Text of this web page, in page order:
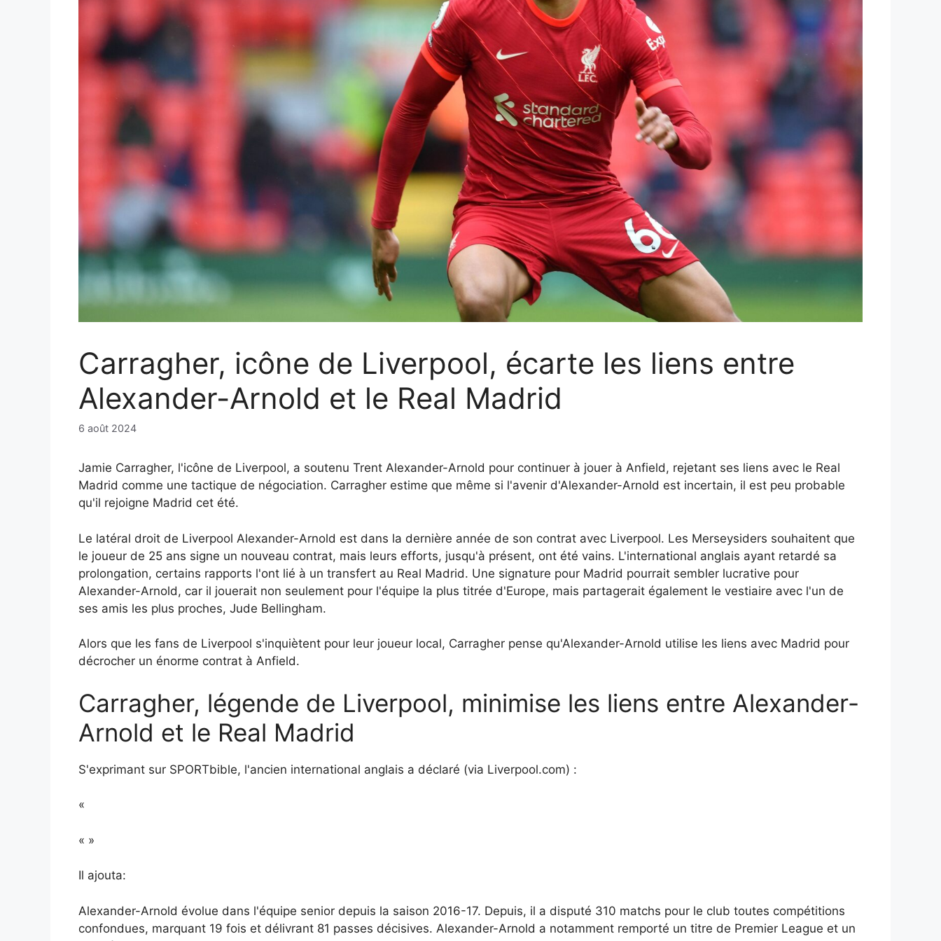
Carragher, icône de Liverpool, écarte les liens entre
Alexander-Arnold et le Real Madrid
6 août 2024
Jamie Carragher, l'icône de Liverpool, a soutenu Trent Alexander-Arnold pour continuer à jouer à Anfield, rejetant ses liens avec le Real
Madrid comme une tactique de négociation. Carragher estime que même si l'avenir d'Alexander-Arnold est incertain, il est peu probable
qu'il rejoigne Madrid cet été.
Le latéral droit de Liverpool Alexander-Arnold est dans la dernière année de son contrat avec Liverpool. Les Merseysiders souhaitent que
le joueur de 25 ans signe un nouveau contrat, mais leurs efforts, jusqu'à présent, ont été vains. L'international anglais ayant retardé sa
prolongation, certains rapports l'ont lié à un transfert au Real Madrid. Une signature pour Madrid pourrait sembler lucrative pour
Alexander-Arnold, car il jouerait non seulement pour l'équipe la plus titrée d'Europe, mais partagerait également le vestiaire avec l'un de
ses amis les plus proches, Jude Bellingham.
Alors que les fans de Liverpool s'inquiètent pour leur joueur local, Carragher pense qu'Alexander-Arnold utilise les liens avec Madrid pour
décrocher un énorme contrat à Anfield.
Carragher, légende de Liverpool, minimise les liens entre Alexander-
Arnold et le Real Madrid
S'exprimant sur SPORTbible, l'ancien international anglais a déclaré (via Liverpool.com) :
«
« »
Il ajouta:
Alexander-Arnold évolue dans l'équipe senior depuis la saison 2016-17. Depuis, il a disputé 310 matchs pour le club toutes compétitions
confondues, marquant 19 fois et délivrant 81 passes décisives. Alexander-Arnold a notamment remporté un titre de Premier League et un